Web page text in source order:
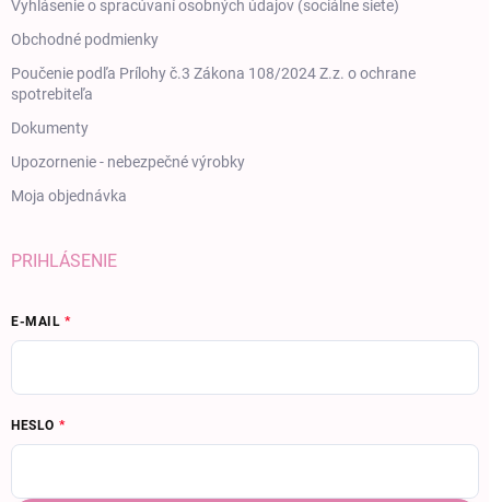
Vyhlásenie o spracúvaní osobných údajov (sociálne siete)
Obchodné podmienky
Poučenie podľa Prílohy č.3 Zákona 108/2024 Z.z. o ochrane
spotrebiteľa
Dokumenty
Upozornenie - nebezpečné výrobky
Moja objednávka
PRIHLÁSENIE
E-MAIL
HESLO